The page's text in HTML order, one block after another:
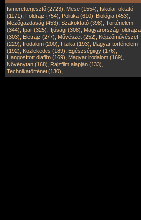
Ismeretterjesztő (2723), Mese (1554), Iskolai, oktató
(1171), Földrajz (754), Politika (610), Biológia (453),
Mezőgazdaság (453), Szakoktató (398), Történelem
(344), Ipar (325), Ifjúsági (308), Magyarország földrajza
(303), Életrajz (277), Művészet (252), Képzőművészet
(229), Irodalom (200), Fizika (193), Magyar történelem
(192), Közlekedés (189), Egészségügy (176),
Hangosított diafilm (169), Magyar irodalom (169),
Növénytan (168), Rajzfilm alapján (133),
Technikatörténet (130),